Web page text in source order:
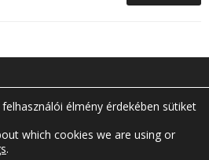
élmény érdekében sütiket
which cookies we are using or
.